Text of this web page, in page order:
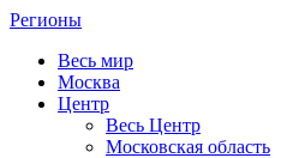
Регионы
Весь мир
Москва
Центр
Весь Центр
Московская область